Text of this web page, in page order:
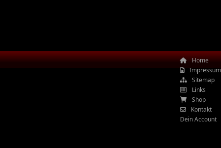
Home
Impressum
Sitemap
Links
Shop
Kontakt
Dein Account